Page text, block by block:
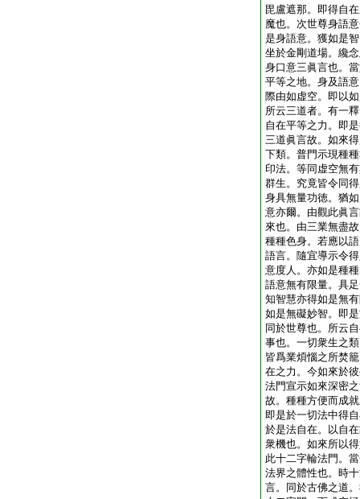
毘盧遮那。即得自
魔也。次世尊身語
是身語意。獲如是
坐於金剛道場。纔
身口意三眞言也。
平等之地。身及語
際由如虚空。即以
所云三道者。有一
自在平等之力。即
三道眞言故。如來
下類。普門示現種
印法。等同虚空無
群生。究竟皆令同
身具無量功徳。猶
意亦爾。由觀此眞
來也。由三業無盡
種種色身。若應以
語言。隨宜導示令
意度人。亦如是種
語意無有限量。具
知智慧亦得如是無
如是無礙妙智。即
同於世尊也。所云
事也。一切衆生之
皆爲業煩惱之所焚
在之力。今如來於
法門宣示如來深密
故。種種方便而成
即是於一切法中得
於是法自在。以自
衆機也。如來所以
此十二字輪法門。
法界之體性也。時
言。同於古佛之道